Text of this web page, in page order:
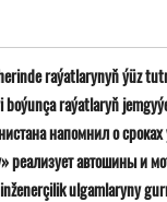
raýatlarynyň ýüz
boýunça raýatlaryň
напомнил о
реализует автошины и
ulgamlaryny